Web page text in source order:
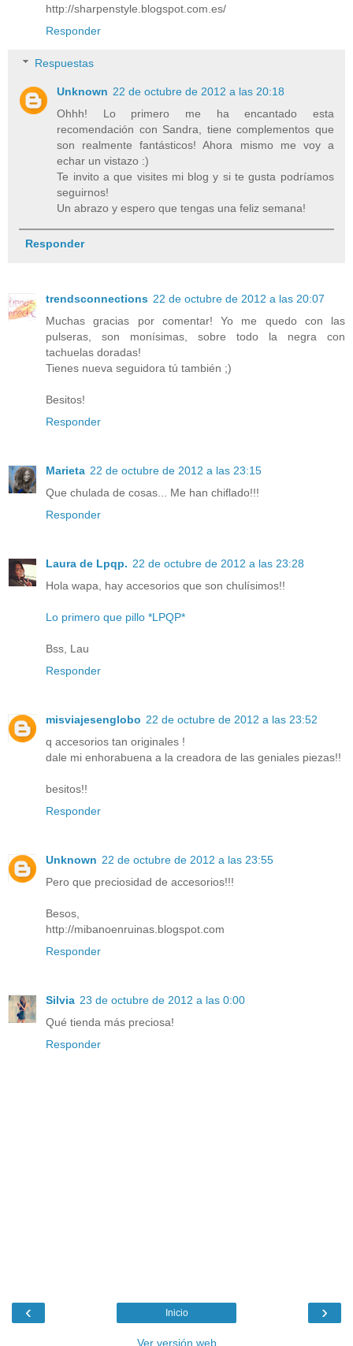
http://sharpenstyle.blogspot.com.es/
Responder
Respuestas
Unknown 22 de octubre de 2012 a las 20:18
Ohhh! Lo primero me ha encantado esta
recomendación con Sandra, tiene complementos que
son realmente fantásticos! Ahora mismo me voy a
echar un vistazo :)
Te invito a que visites mi blog y si te gusta podríamos
seguirnos!
Un abrazo y espero que tengas una feliz semana!
Responder
trendsconnections 22 de octubre de 2012 a las 20:07
Muchas gracias por comentar! Yo me quedo con las
pulseras, son monísimas, sobre todo la negra con
tachuelas doradas!
Tienes nueva seguidora tú también ;)
Besitos!
Responder
Marieta 22 de octubre de 2012 a las 23:15
Que chulada de cosas... Me han chiflado!!!
Responder
Laura de Lpqp. 22 de octubre de 2012 a las 23:28
Hola wapa, hay accesorios que son chulísimos!!
Lo primero que pillo *LPQP*
Bss, Lau
Responder
misviajesenglobo 22 de octubre de 2012 a las 23:52
q accesorios tan originales !
dale mi enhorabuena a la creadora de las geniales piezas!!
besitos!!
Responder
Unknown 22 de octubre de 2012 a las 23:55
Pero que preciosidad de accesorios!!!
Besos,
http://mibanoenruinas.blogspot.com
Responder
Silvia 23 de octubre de 2012 a las 0:00
Qué tienda más preciosa!
Responder
‹ ›
Inicio
Ver versión web